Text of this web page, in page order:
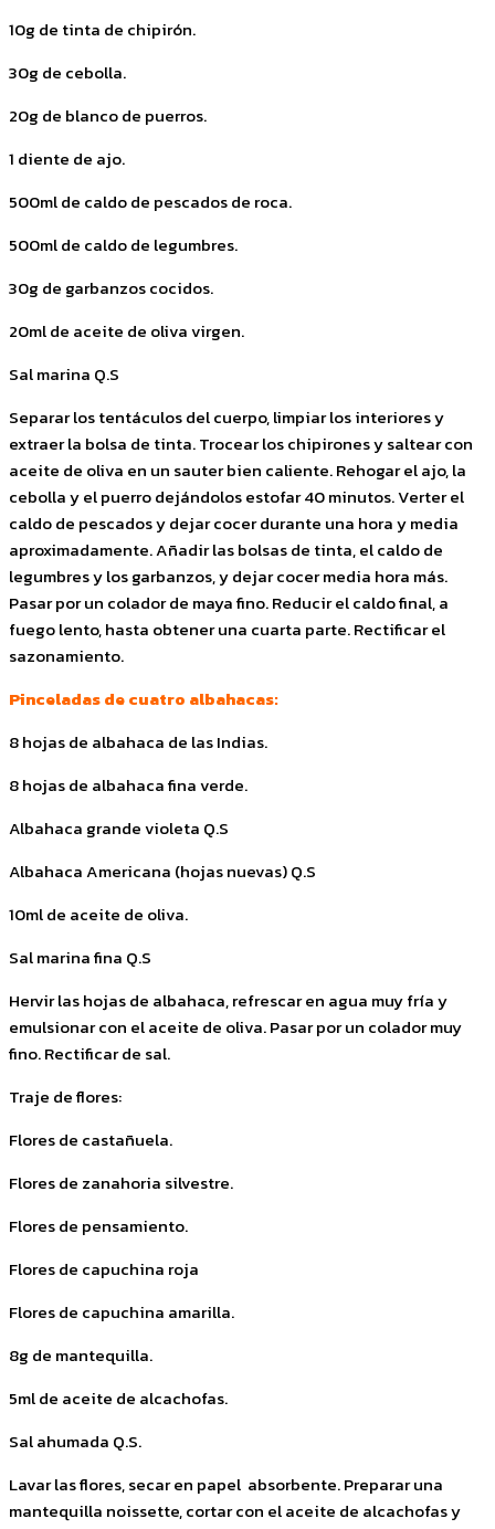
10g de tinta de chipirón.
30g de cebolla.
20g de blanco de puerros.
1 diente de ajo.
500ml de caldo de pescados de roca.
500ml de caldo de legumbres.
30g de garbanzos cocidos.
20ml de aceite de oliva virgen.
Sal marina Q.S
Separar los tentáculos del cuerpo, limpiar los interiores y
extraer la bolsa de tinta. Trocear los chipirones y saltear con
aceite de oliva en un sauter bien caliente. Rehogar el ajo, la
cebolla y el puerro dejándolos estofar 40 minutos. Verter el
caldo de pescados y dejar cocer durante una hora y media
aproximadamente. Añadir las bolsas de tinta, el caldo de
legumbres y los garbanzos, y dejar cocer media hora más.
Pasar por un colador de maya fino. Reducir el caldo final, a
fuego lento, hasta obtener una cuarta parte. Rectificar el
sazonamiento.
Pinceladas de cuatro albahacas:
8 hojas de albahaca de las Indias.
8 hojas de albahaca fina verde.
Albahaca grande violeta Q.S
Albahaca Americana (hojas nuevas) Q.S
10ml de aceite de oliva.
Sal marina fina Q.S
Hervir las hojas de albahaca, refrescar en agua muy fría y
emulsionar con el aceite de oliva. Pasar por un colador muy
fino. Rectificar de sal.
Traje de flores:
Flores de castañuela.
Flores de zanahoria silvestre.
Flores de pensamiento.
Flores de capuchina roja
Flores de capuchina amarilla.
8g de mantequilla.
5ml de aceite de alcachofas.
Sal ahumada Q.S.
Lavar las flores, secar en papel absorbente. Preparar una
mantequilla noissette, cortar con el aceite de alcachofas y